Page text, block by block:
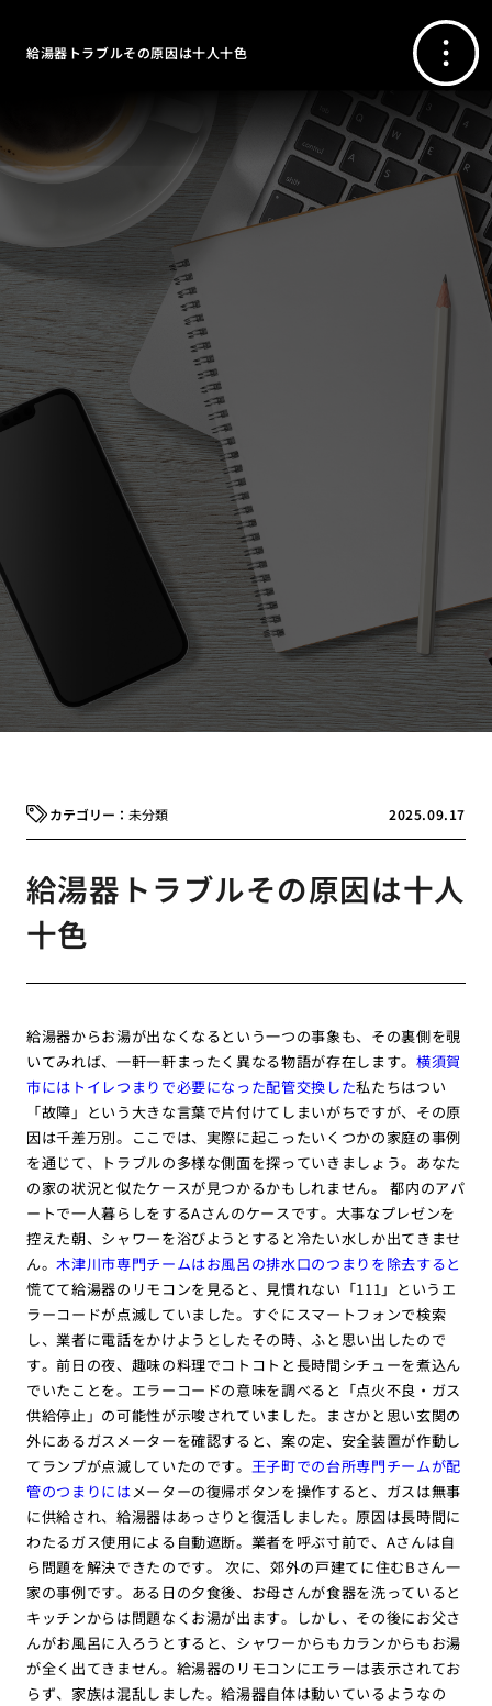
給湯器トラブルその原因は十人十色
2025.09.17
未分類
給湯器トラブルその原因は十人
十色
給湯器からお湯が出なくなるという一つの事象も、その裏側を覗
いてみれば、一軒一軒まったく異なる物語が存在します。横須賀
市にはトイレつまりで必要になった配管交換した私たちはつい
「故障」という大きな言葉で片付けてしまいがちですが、その原
因は千差万別。ここでは、実際に起こったいくつかの家庭の事例
を通じて、トラブルの多様な側面を探っていきましょう。あなた
の家の状況と似たケースが見つかるかもしれません。 都内のアパ
ートで一人暮らしをするAさんのケースです。大事なプレゼンを
控えた朝、シャワーを浴びようとすると冷たい水しか出てきませ
ん。木津川市専門チームはお風呂の排水口のつまりを除去すると
慌てて給湯器のリモコンを見ると、見慣れない「111」というエ
ラーコードが点滅していました。すぐにスマートフォンで検索
し、業者に電話をかけようとしたその時、ふと思い出したので
す。前日の夜、趣味の料理でコトコトと長時間シチューを煮込ん
でいたことを。エラーコードの意味を調べると「点火不良・ガス
供給停止」の可能性が示唆されていました。まさかと思い玄関の
外にあるガスメーターを確認すると、案の定、安全装置が作動し
てランプが点滅していたのです。 王子町での台所専門チームが配
管のつまりにはメーターの復帰ボタンを操作すると、ガスは無事
に供給され、給湯器はあっさりと復活しました。原因は長時間に
わたるガス使用による自動遮断。業者を呼ぶ寸前で、Aさんは自
ら問題を解決できたのです。 次に、郊外の戸建てに住むBさん一
家の事例です。ある日の夕食後、お母さんが食器を洗っていると
キッチンからは問題なくお湯が出ます。しかし、その後にお父さ
んがお風呂に入ろうとすると、シャワーからもカランからもお湯
が全く出てきません。給湯器のリモコンにエラーは表示されてお
らず、家族は混乱しました。給湯器自体は動いているようなの